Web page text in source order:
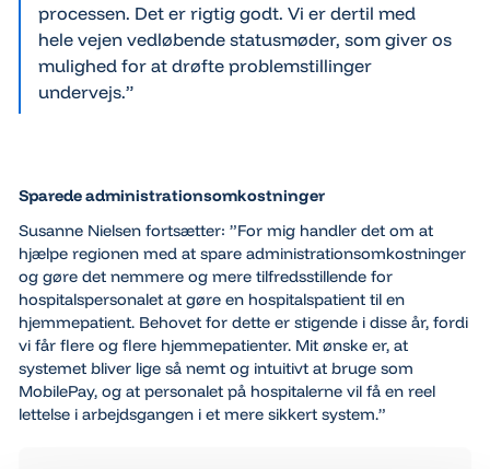
processen. Det er rigtig godt. Vi er dertil med
hele vejen vedløbende statusmøder, som giver os
mulighed for at drøfte problemstillinger
undervejs.”
Sparede administrationsomkostninger
Susanne Nielsen fortsætter: ”For mig handler det om at
hjælpe regionen med at spare administrationsomkostninger
og gøre det nemmere og mere tilfredsstillende for
hospitalspersonalet at gøre en hospitalspatient til en
hjemmepatient. Behovet for dette er stigende i disse år, fordi
vi får flere og flere hjemmepatienter. Mit ønske er, at
systemet bliver lige så nemt og intuitivt at bruge som
MobilePay, og at personalet på hospitalerne vil få en reel
lettelse i arbejdsgangen i et mere sikkert system.”